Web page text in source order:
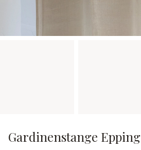
Gardinenstange Epping